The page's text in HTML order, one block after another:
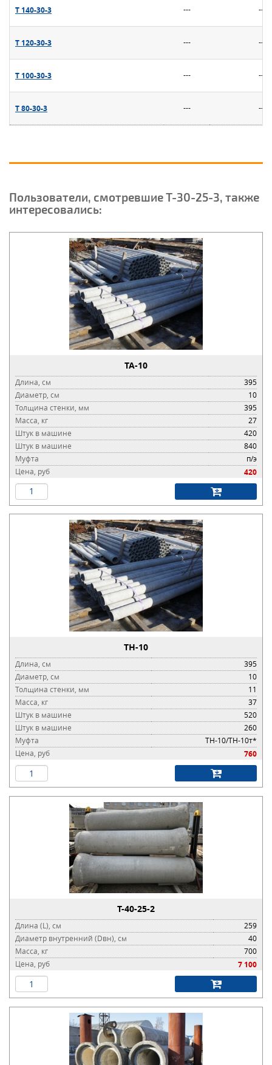
Т 140-30-3 --- ---
Т 120-30-3 --- ---
Т 100-30-3 --- ---
Т 80-30-3 --- ---
Пользователи, смотревшие Т-30-25-3, также
интересовались:
ТА-10
Длина, см
395
Диаметр, см
10
Толщина стенки, мм
395
Масса, кг
27
Штук в машине
420
Штук в машине
840
Муфта
п/э
Цена, руб
420
ТН-10
Длина, см
395
Диаметр, см
10
Толщина стенки, мм
11
Масса, кг
37
Штук в машине
520
Штук в машине
260
Муфта
ТН-10/ТН-10т*
Цена, руб
760
Т-40-25-2
Длина (L), см
259
Диаметр внутренний (Dвн), см
40
Масса, кг
700
Цена, руб
7 100